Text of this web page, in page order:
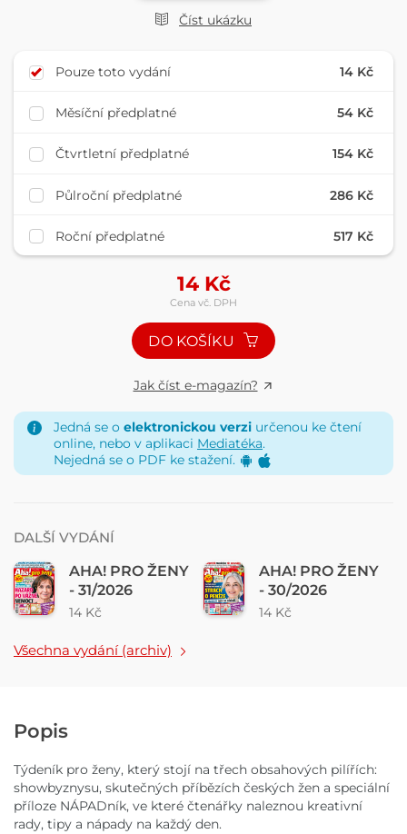
Číst ukázku
Pouze toto vydání 14 Kč
Měsíční předplatné 54 Kč
Čtvrtletní předplatné 154 Kč
Půlroční předplatné 286 Kč
Roční předplatné 517 Kč
14Kč
Cena vč. DPH
DO KOŠÍKU
Jak číst e-magazín?
Jedná se o elektronickou verzi určenou ke čtení
online, nebo v aplikaci Mediatéka.
Nejedná se o PDF ke stažení.
DALŠÍ VYDÁNÍ
AHA! PRO ŽENY
- 31/2026
14 Kč
AHA! PRO ŽENY
- 30/2026
14 Kč
Všechna vydání (archiv)
Popis
Týdeník pro ženy, který stojí na třech obsahových pilířích:
showbyznysu, skutečných příbězích českých žen a speciální
příloze NÁPADník, ve které čtenářky naleznou kreativní
rady, tipy a nápady na každý den.